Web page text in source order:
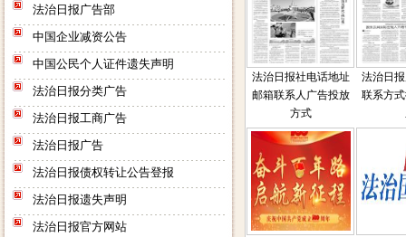
法治日报广告部
中国企业减资公告
中国公民个人证件遗失声明
法治日报分类广告
法治日报工商广告
法治日报广告
法治日报债权转让公告登报
法治日报遗失声明
法治日报官方网站
法治日报社电话地址
邮箱联系人广告投放
方式
法治日
联系方